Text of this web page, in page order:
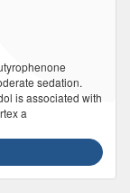
sedation.
is associated with
a